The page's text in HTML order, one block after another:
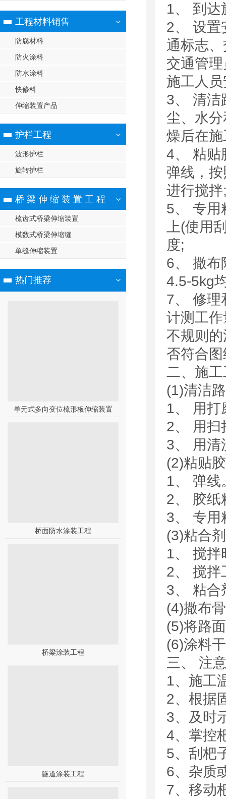
工程材料销售
防腐材料
防火涂料
防水涂料
快修料
伸缩装置产品
护栏工程
波形护栏
旋转护栏
桥 梁 伸 缩 装 置 工 程
梳齿式桥梁伸缩装置
模数式桥梁伸缩缝
单缝伸缩装置
热门推荐
单元式多向变位梳形板伸缩装置
桥面防水涂装工程
桥梁涂装工程
隧道涂装工程
1、 到达
2、 
通标志
交通管
施工
3、 清洁
尘、水分
燥后在
4、 粘贴
弹线，
进行搅
5、 专
上(使用
度;
6、 撒布
4.5-5kg均
7、 修理
计测工
不规则
否符合图
二、施
(1)清洁
1、 用打
2、 用扫
3、 用清
(2)粘贴
1、 弹线
2、 胶纸
3、 专用
(3)粘合
1、 搅拌
2、 搅拌
3、 粘合
(4)撒布
(5)将路
(6)涂料
三、 注
1、施工
2、根据
3、及时
4、掌控
5、刮杷
6、杂质
7、移动